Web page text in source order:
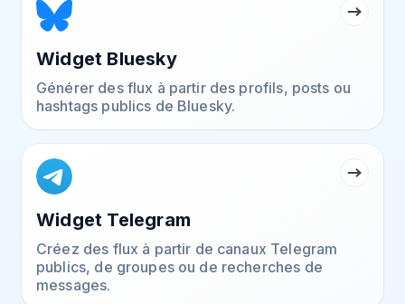
Widget Bluesky
Générer des flux à partir des profils, posts ou
hashtags publics de Bluesky.
Widget Telegram
Créez des flux à partir de canaux Telegram
publics, de groupes ou de recherches de
messages.